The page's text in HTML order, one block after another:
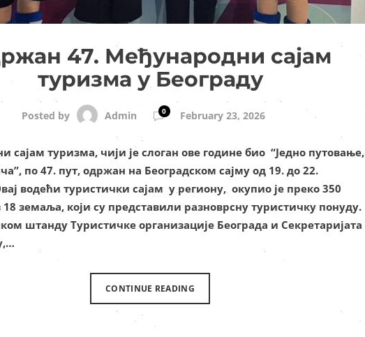
47. Међународни сајам
туризма у Београду
Posted by Admin 0 February 23, 2026
сајам туризма, чији је слоган ове године био “Једно путовање,
по 47. пут, одржан на Београдском сајму од 19. до 22.
водећи туристички сајам у региону, окупио је преко 350
18 земаља, који су представили разноврсну туристичку понуду.
штанду Туристичке организације Београда и Секретаријата
CONTINUE READING